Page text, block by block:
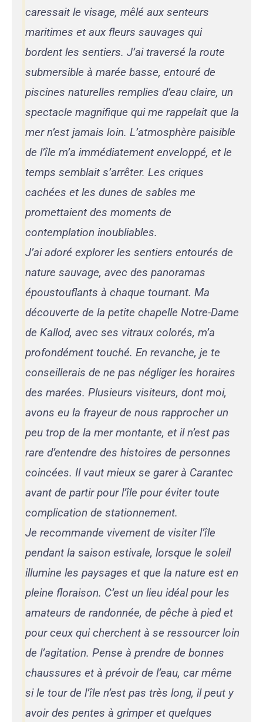
caressait le visage, mêlé aux senteurs
maritimes et aux fleurs sauvages qui
bordent les sentiers. J’ai traversé la route
submersible à marée basse, entouré de
piscines naturelles remplies d’eau claire, un
spectacle magnifique qui me rappelait que la
mer n’est jamais loin. L’atmosphère paisible
de l’île m’a immédiatement enveloppé, et le
temps semblait s’arrêter. Les criques
cachées et les dunes de sables me
promettaient des moments de
contemplation inoubliables.
J’ai adoré explorer les sentiers entourés de
nature sauvage, avec des panoramas
époustouflants à chaque tournant. Ma
découverte de la petite chapelle Notre-Dame
de Kallod, avec ses vitraux colorés, m’a
profondément touché. En revanche, je te
conseillerais de ne pas négliger les horaires
des marées. Plusieurs visiteurs, dont moi,
avons eu la frayeur de nous rapprocher un
peu trop de la mer montante, et il n’est pas
rare d’entendre des histoires de personnes
coincées. Il vaut mieux se garer à Carantec
avant de partir pour l’île pour éviter toute
complication de stationnement.
Je recommande vivement de visiter l’île
pendant la saison estivale, lorsque le soleil
illumine les paysages et que la nature est en
pleine floraison. C’est un lieu idéal pour les
amateurs de randonnée, de pêche à pied et
pour ceux qui cherchent à se ressourcer loin
de l’agitation. Pense à prendre de bonnes
chaussures et à prévoir de l’eau, car même
si le tour de l’île n’est pas très long, il peut y
avoir des pentes à grimper et quelques